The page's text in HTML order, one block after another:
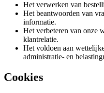
Het verwerken van
Het beantwoorden van
informatie.
Het verbeteren van onze
klantrelatie.
Het voldoen aan
administratie- en
Cookies